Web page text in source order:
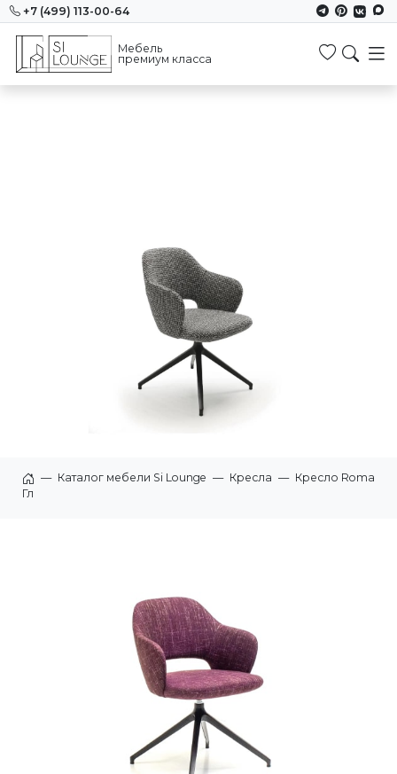
+7 (499) 113-00-64
Мебель
премиум класса
Главная
— Каталог мебели Si Lounge — Кресла — Кресло Roma